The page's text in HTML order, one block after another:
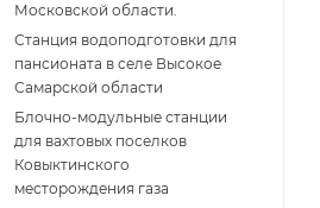
Московской области.
Станция водоподготовки для
пансионата в селе Высокое
Самарской области
Блочно-модульные станции
для вахтовых поселков
Ковыктинского
месторождения газа